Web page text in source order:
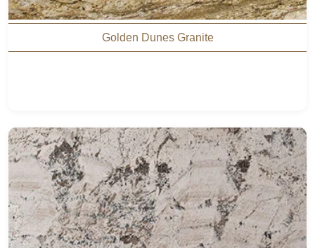
Golden Dunes Granite